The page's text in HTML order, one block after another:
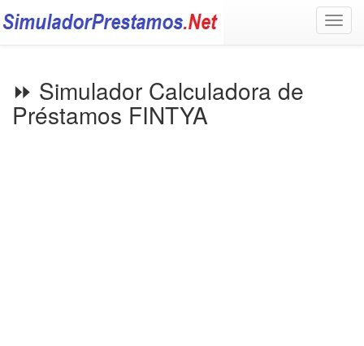
⏩ Simulador Calculadora de
Préstamos FINTYA